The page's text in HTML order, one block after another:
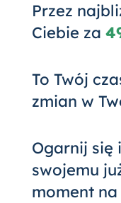
Przez
Ciebie za
To Twój
zmian w
Ogarnij się
swojemu
moment